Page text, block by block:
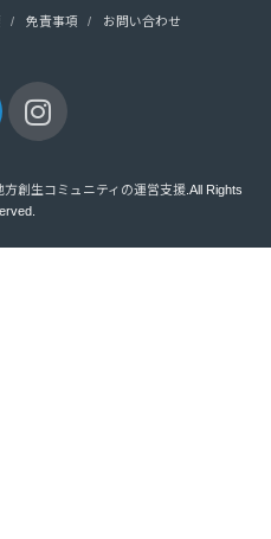
免責事項 お問い合わせ
創生コミュニティの運営支援 .All Rights